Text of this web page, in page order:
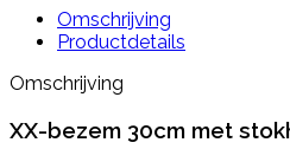
Omschrijving
Productdetails
Omschrijving
XX-bezem 30cm met